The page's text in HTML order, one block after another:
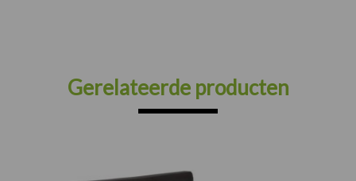
Gerelateerde producten